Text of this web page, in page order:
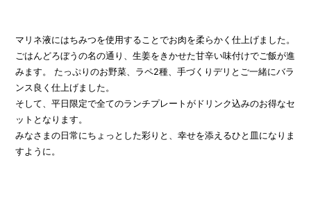
マリネ液にはちみつを使用することでお肉を柔らかく仕上げました。
ごはんどろぼうの名の通り、生姜をきかせた甘辛い味付けでご飯が進
みます。 たっぷりのお野菜、ラペ2種、手づくりデリとご一緒にバラ
ンス良く仕上げました。
そして、平日限定で全てのランチプレートがドリンク込みのお得なセ
ットとなります。
みなさまの日常にちょっとした彩りと、幸せを添えるひと皿になりま
すように。